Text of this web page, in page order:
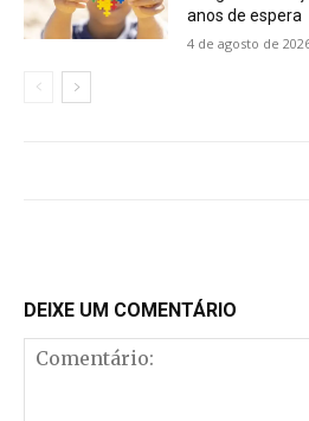
anos de espera
4 de agosto de
DEIXE UM COMENTÁRIO